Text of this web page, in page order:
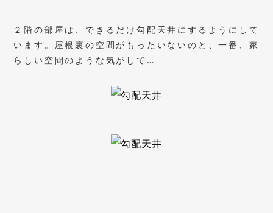
２階の部屋は、できるだけ勾配天井にするようにして
います。屋根裏の空間がもったいないのと、一番、家
らしい空間のような気がして…